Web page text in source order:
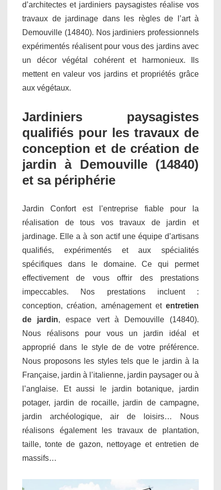
d’architectes et jardiniers paysagistes réalise vos
travaux de jardinage dans les règles de l’art à
Demouville (14840). Nos jardiniers professionnels
expérimentés réalisent pour vous des jardins avec
un décor végétal cohérent et harmonieux. Ils
mettent en valeur vos jardins et propriétés grâce
aux végétaux.
Jardiniers paysagistes
qualifiés pour les travaux de
conception et de création de
jardin à Demouville (14840)
et sa périphérie
Jardin Confort est l’entreprise fiable pour la
réalisation de tous vos travaux de jardin et
jardinage. Elle a à son actif une équipe d’artisans
qualifiés, expérimentés et aux spécialités
spécifiques dans le domaine. Ce qui permet
effectivement de vous offrir des prestations
impeccables. Nos prestations incluent :
conception, création, aménagement et entretien
de jardin, espace vert à Demouville (14840).
Nous réalisons pour vous un jardin idéal et
approprié dans le style de de votre préférence.
Nous proposons les styles tels que le jardin à la
Française, jardin à l’italienne, jardin paysager ou à
l’anglaise. Et aussi le jardin botanique, jardin
potager, jardin de rocaille, jardin de campagne,
jardin archéologique, air de loisirs… Nous
réalisons également les travaux de plantation,
taille, tonte de gazon, nettoyage et entretien de
massifs…